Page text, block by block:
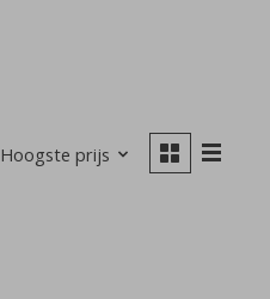
Hoogste prijs